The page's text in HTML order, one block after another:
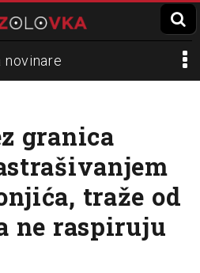
novinare
mediji
Ćuruvija
granica
traže od
ne raspiruju